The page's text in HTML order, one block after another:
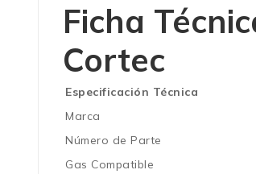
Ficha
Cortec
Especificación Técnica
Marca
Número de Parte
Gas Compatible